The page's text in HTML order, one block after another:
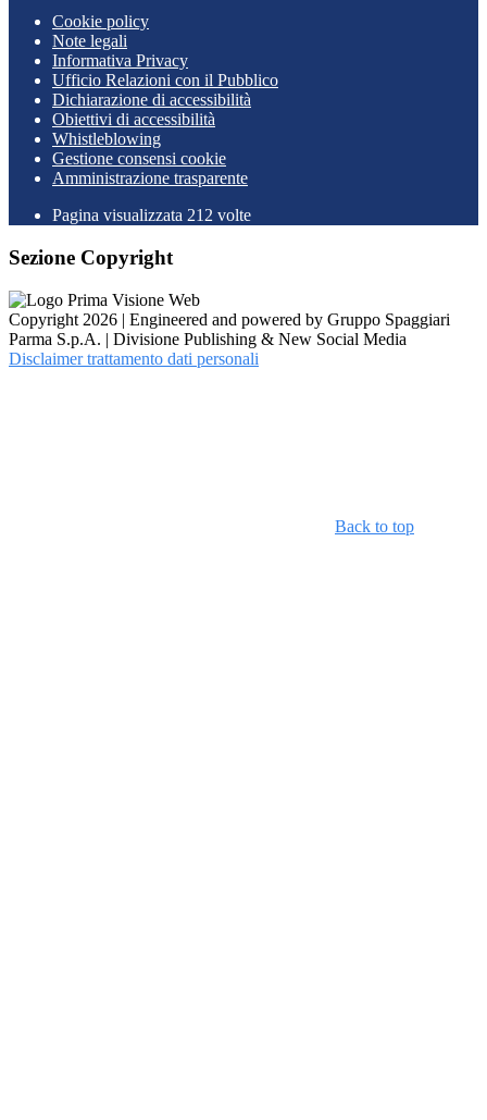
Cookie policy
Note legali
Informativa Privacy
Ufficio Relazioni con il Pubblico
Dichiarazione di accessibilità
Obiettivi di accessibilità
Whistleblowing
Gestione consensi cookie
Amministrazione trasparente
Pagina visualizzata 212 volte
Sezione Copyright
Copyright 2026 | Engineered and powered by Gruppo Spaggiari
Parma S.p.A. | Divisione Publishing & New Social Media
Disclaimer trattamento dati personali
Back to top